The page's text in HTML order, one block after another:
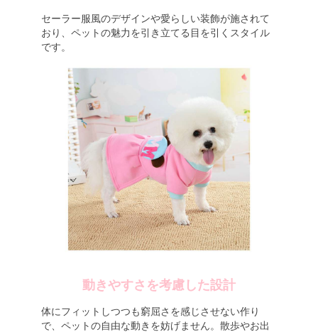
セーラー服風のデザインや愛らしい装飾が施されて
おり、ペットの魅力を引き立てる目を引くスタイル
です。
動きやすさを考慮した設計
体にフィットしつつも窮屈さを感じさせない作り
で、ペットの自由な動きを妨げません。散歩やお出